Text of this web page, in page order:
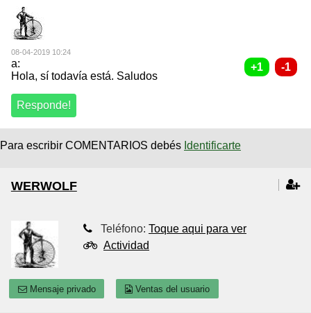
08-04-2019 10:24
a:
Hola, sí todavía está. Saludos
Para escribir COMENTARIOS debés Identificarte
WERWOLF
Teléfono: Toque aqui para ver
Actividad
Mensaje privado Ventas del usuario